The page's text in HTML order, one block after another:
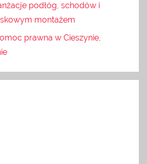
podłóg, schodów i
montażem
prawna w Cieszynie,